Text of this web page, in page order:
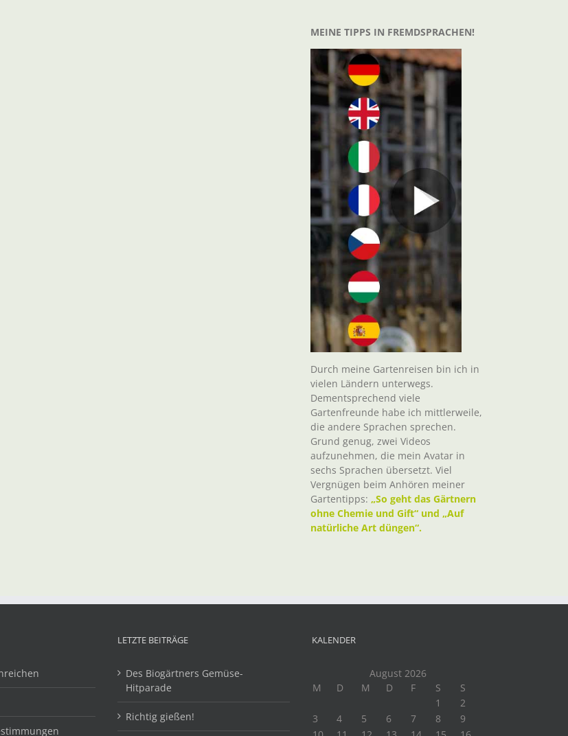
MEINE TIPPS IN FREMDSPRACHEN!
Durch meine Gartenreisen bin ich in
vielen Ländern unterwegs.
Dementsprechend viele
Gartenfreunde habe ich mittlerweile,
die andere Sprachen sprechen.
Grund genug, zwei Videos
aufzunehmen, die mein Avatar in
sechs Sprachen übersetzt. Viel
Vergnügen beim Anhören meiner
Gartentipps: „So geht das Gärtnern
ohne Chemie und Gift“ und „Auf
natürliche Art düngen“.
LETZTE BEITRÄGE
Des Biogärtners Gemüse-
Hitparade
Richtig gießen!
KALENDER
August 2026
M
D M D F S
S
1
2
3
4 5 6 7 8
9